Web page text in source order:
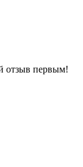
отзыв первым!